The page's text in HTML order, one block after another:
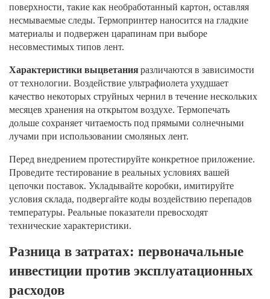
поверхности, такие как необработанный картон, оставляя
несмываемые следы. Термопринтер наносится на гладкие
материалы и подвержен царапинам при выборе
несовместимых типов лент.
Характеристики выцветанияразличаются в зависимости
от технологии. Воздействие ультрафиолета ухудшает
качество некоторых струйных чернил в течение нескольких
месяцев хранения на открытом воздухе. Термопечать
дольше сохраняет читаемость под прямыми солнечными
лучами при использовании смоляных лент.
Перед внедрением протестируйте конкретное приложение.
Проведите тестирование в реальных условиях вашей
цепочки поставок. Укладывайте коробки, имитируйте
условия склада, подвергайте коды воздействию перепадов
температуры. Реальные показатели превосходят
технические характеристики.
Разница в затратах: первоначальные
инвестиции против эксплуатационных
расходов